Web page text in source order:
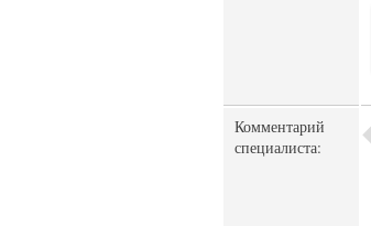
Комментарий
специалиста: